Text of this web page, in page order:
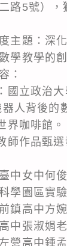
路5號），
主題：深
學教學的創
：
國立政治
人背後的
界咖啡館。
師作品甄
中女中何
學園區實
鎮高中方
中張淑娟
營高中鍾